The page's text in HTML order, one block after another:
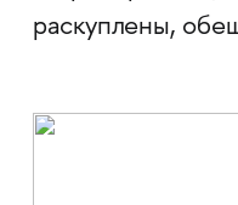
раскуплены,